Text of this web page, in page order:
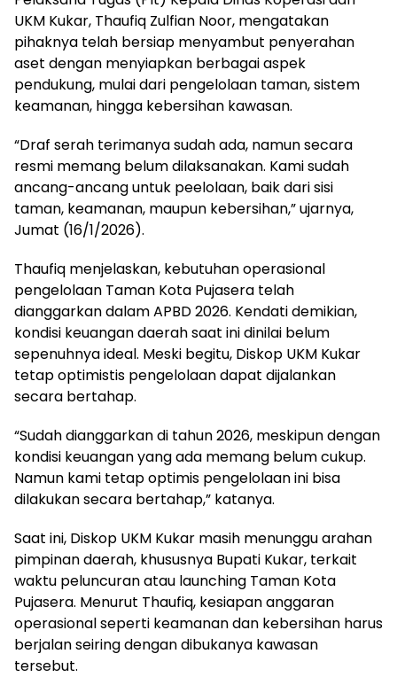
UKM Kukar, Thaufiq Zulfian Noor, mengatakan
pihaknya telah bersiap menyambut penyerahan
aset dengan menyiapkan berbagai aspek
pendukung, mulai dari pengelolaan taman, sistem
keamanan, hingga kebersihan kawasan.
“Draf serah terimanya sudah ada, namun secara
resmi memang belum dilaksanakan. Kami sudah
ancang-ancang untuk peelolaan, baik dari sisi
taman, keamanan, maupun kebersihan,” ujarnya,
Jumat (16/1/2026).
Thaufiq menjelaskan, kebutuhan operasional
pengelolaan Taman Kota Pujasera telah
dianggarkan dalam APBD 2026. Kendati demikian,
kondisi keuangan daerah saat ini dinilai belum
sepenuhnya ideal. Meski begitu, Diskop UKM Kukar
tetap optimistis pengelolaan dapat dijalankan
secara bertahap.
“Sudah dianggarkan di tahun 2026, meskipun dengan
kondisi keuangan yang ada memang belum cukup.
Namun kami tetap optimis pengelolaan ini bisa
dilakukan secara bertahap,” katanya.
Saat ini, Diskop UKM Kukar masih menunggu arahan
pimpinan daerah, khususnya Bupati Kukar, terkait
waktu peluncuran atau launching Taman Kota
Pujasera. Menurut Thaufiq, kesiapan anggaran
operasional seperti keamanan dan kebersihan harus
berjalan seiring dengan dibukanya kawasan
tersebut.